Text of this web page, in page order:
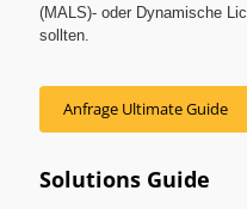
(MALS)- oder Dynamische
sollten.
Anfrage Ultimate Guide
Solutions Guide